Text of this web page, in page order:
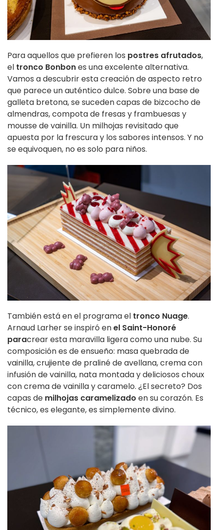
Para aquellos que prefieren los postres afrutados,
el tronco Bonbones una excelente alternativa.
Vamos a descubrir esta creación de aspecto retro
que parece un auténtico dulce. Sobre una base de
galleta bretona, se suceden capas de bizcocho de
almendras, compota de fresas y frambuesas y
mousse de vainilla. Un milhojas revisitado que
apuesta por la frescura y los sabores intensos. Y no
se equivoquen, no es solo para niños.
También está en el programa el tronco Nuage.
Arnaud Larher se inspiró enel Saint-Honoré
paracrear esta maravilla ligera como una nube. Su
composición es de ensueño: masa quebrada de
vainilla, crujiente de praliné de avellana, crema con
infusión de vainilla, nata montada y deliciosos choux
con crema de vainilla y caramelo. ¿El secreto? Dos
capas de milhojas caramelizado en su corazón. Es
técnico, es elegante, es simplemente divino.